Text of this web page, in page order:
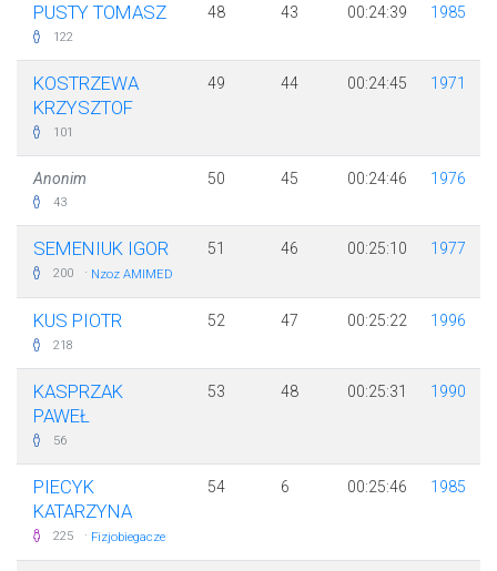
PUSTY TOMASZ
122
48 43 00:24:39 1985
KOSTRZEWA
KRZYSZTOF
101
49 44 00:24:45 1971
Anonim
43
50 45 00:24:46 1976
SEMENIUK IGOR
200 · Nzoz AMIMED
51 46 00:25:10 1977
KUS PIOTR
218
52 47 00:25:22 1996
KASPRZAK
PAWEŁ
56
53 48 00:25:31 1990
PIECYK
KATARZYNA
225 · Fizjobiegacze
54 6 00:25:46 1985